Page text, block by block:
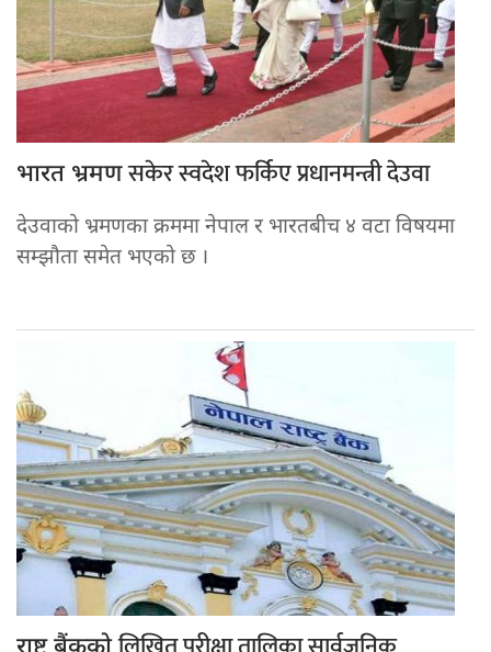
भारत भ्रमणसकेर स्वदेश फर्किए प्रधानमन्त्री देउवा
देउवाको भ्रमणका क्रममा नेपाल र भारतबीच ४ वटा विषयमा
सम्झौता समेत भएको छ ।